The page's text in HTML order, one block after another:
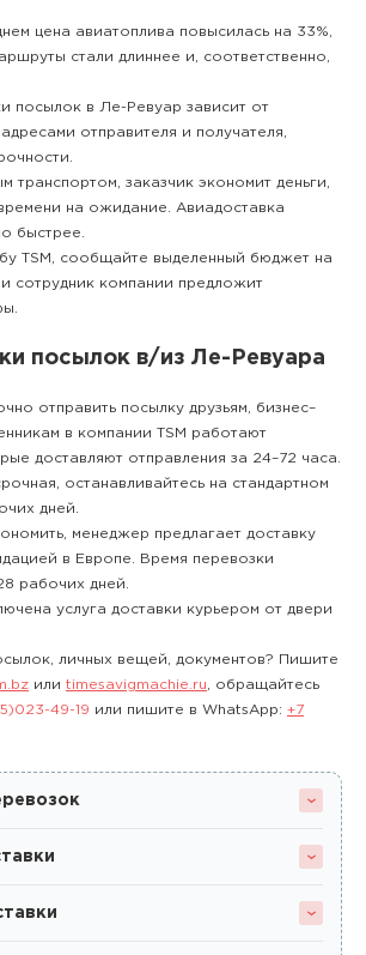
цена авиатоплива повысилась на 33%,
стали длиннее и, соответственно,
посылок в Ле-Ревуар зависит от
отправителя и получателя,
транспортом, заказчик экономит деньги,
на ожидание. Авиадоставка
быстрее.
TSM, сообщайте выделенный бюджет на
сотрудник компании предложит
посылок в/из Ле-Ревуара
отправить посылку друзьям, бизнес–
в компании TSM работают
доставляют отправления за 24–72 часа.
останавливайтесь на стандартном
дней.
менеджер предлагает доставку
в Европе. Время перевозки
рабочих дней.
услуга доставки курьером от двери
личных вещей, документов? Пишите
или timesavigmachie.ru , обращайтесь
49-19 или пишите в WhatsApp: +7